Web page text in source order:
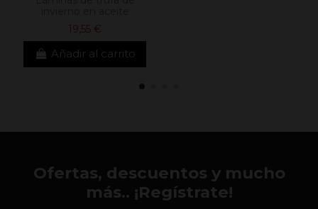
19,55 €
Añadir al carrito
Ofertas, descuentos y mucho
más.. ¡Regístrate!